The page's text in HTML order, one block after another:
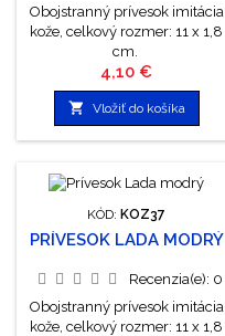
Obojstranný prívesok imitácia
kože, celkový rozmer: 11 x 1,8
cm.
Cena
4,10 €
 Vložiť do košíka
KÓD: KOZ37
PRÍVESOK LADA MODRÝ
Recenzia(e): 0
Obojstranný prívesok imitácia
kože, celkový rozmer: 11 x 1,8